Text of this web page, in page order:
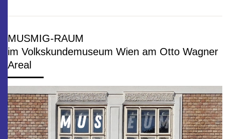
MUSMIG-RAUM
im Volkskundemuseum Wien am Otto Wagner
Areal